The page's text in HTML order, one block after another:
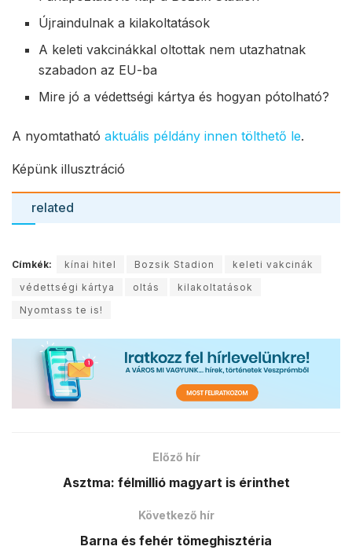
Újraindulnak a kilakoltatások
A keleti vakcinákkal oltottak nem utazhatnak
szabadon az EU-ba
Mire jó a védettségi kártya és hogyan pótolható?
A nyomtatható aktuális példány innen tölthető le.
Képünk illusztráció
related
Címkék: kínai hitel Bozsik Stadion
keleti vakcinák
védettségi kártya
oltás
kilakoltatások
Nyomtass te is!
Előző hír
Asztma: félmillió magyart is érinthet
Következő hír
Barna és fehér tömeghisztéria